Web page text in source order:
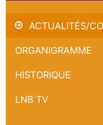
ACTUALITÉS/
ORGANIGRAMME
HISTORIQUE
LNB TV